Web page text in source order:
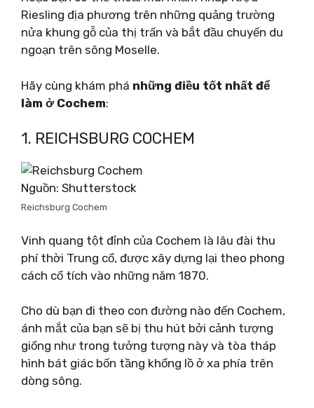
Riesling địa phương trên những quảng trường
nửa khung gỗ của thị trấn và bắt đầu chuyến du
ngoạn trên sông Moselle.
Hãy cùng khám phá những điều tốt nhất để
làm ở Cochem:
1. REICHSBURG COCHEM
Nguồn: Shutterstock
Reichsburg Cochem
Vinh quang tột đỉnh của Cochem là lâu đài thu
phí thời Trung cổ, được xây dựng lại theo phong
cách cổ tích vào những năm 1870.
Cho dù bạn đi theo con đường nào đến Cochem,
ánh mắt của bạn sẽ bị thu hút bởi cảnh tượng
giống như trong tưởng tượng này và tòa tháp
hình bát giác bốn tầng khổng lồ ở xa phía trên
dòng sông.